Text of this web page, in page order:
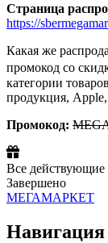
Страница
https://
Какая же
промокод со
категории
продукция,
Промокод:
Все действующие
Завершено
МЕГАМАРКЕТ
Навигация